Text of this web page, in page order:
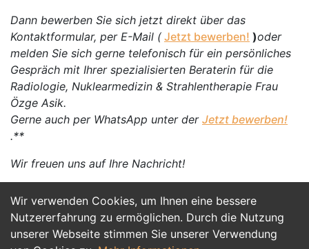
Wir verwenden Cookies, um Ihnen eine bessere
Nutzererfahrung zu ermöglichen. Durch die Nutzung
unserer Webseite stimmen Sie unserer Verwendung
Dann bewerben Sie sich jetzt direkt über das
Kontaktformular, per E-Mail ( Jetzt bewerben! )oder
melden Sie sich gerne telefonisch für ein persönliches
Gespräch mit Ihrer spezialisierten Beraterin für die
Radiologie, Nuklearmedizin & Strahlentherapie Frau
Özge Asik.
Gerne auch per WhatsApp unter der Jetzt bewerben!
.**
Wir freuen uns auf Ihre Nachricht!
Jetzt Bewerben